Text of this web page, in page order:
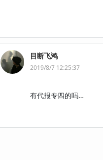
目断飞鸿
2019/8/7 12:25:37
有代报专四的吗…